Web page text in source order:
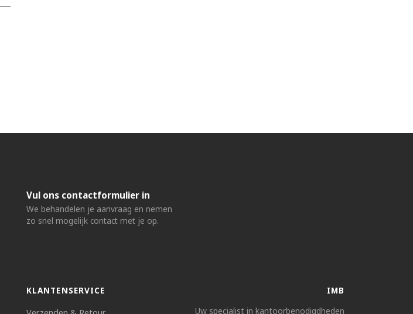
Vul ons contactformulier in
We behandelen je aanvraag en nemen
zo snel mogelijk contact met je op.
KLANTENSERVICE
IMB
Uw specialist in kantoorbenodigdheden